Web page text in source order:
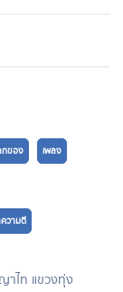
กของ เพลง
วามดี
าไท แขวงทุ่ง